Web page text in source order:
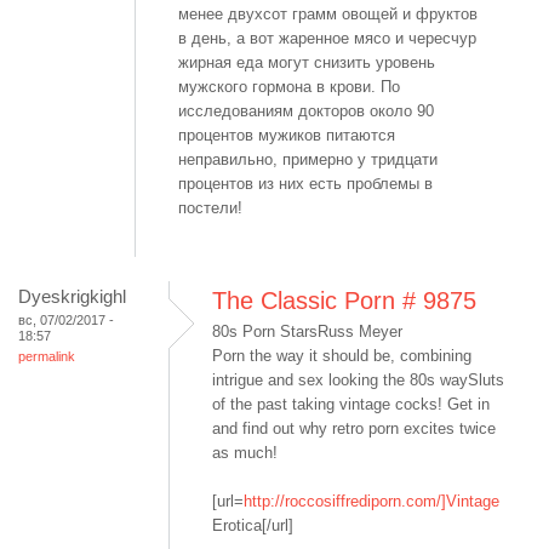
менее двухсот грамм овощей и фруктов
в день, а вот жаренное мясо и чересчур
жирная еда могут снизить уровень
мужского гормона в крови. По
исследованиям докторов около 90
процентов мужиков питаются
неправильно, примерно у тридцати
процентов из них есть проблемы в
постели!
Dyeskrigkighl
вс, 07/02/2017 -
18:57
permalink
The Classic Porn # 9875
80s Porn StarsRuss Meyer
Porn the way it should be, combining
intrigue and sex looking the 80s waySluts
of the past taking vintage cocks! Get in
and find out why retro porn excites twice
as much!
[url= http://roccosiffrediporn.com/]Vintage
Erotica[/url]